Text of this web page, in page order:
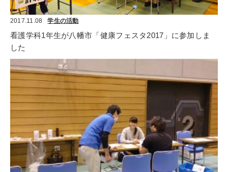
2017.11.08 学生の活動
看護学科1年生が八幡市「健康フェスタ2017」に参加しま
した